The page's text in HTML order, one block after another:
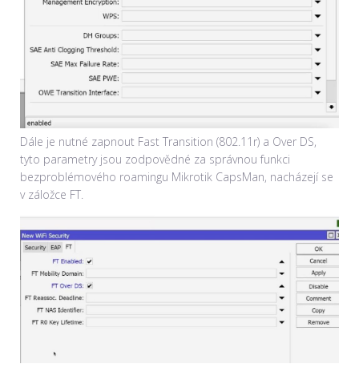
Dále je nutné zapnout Fast Transition (802.11r) a Over DS,
tyto parametry jsou zodpovědné za správnou funkci
bezproblémového roamingu Mikrotik CapsMan, nacházejí se
v záložce FT.